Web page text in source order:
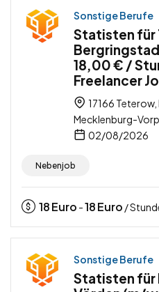
Sonstige Berufe
Statisten für
18,00 € /
Freelancer
17166
Mecklenburg-
02/08/2026
Nebenjob
18Euro -18Euro /
Sonstige Berufe
Statisten für